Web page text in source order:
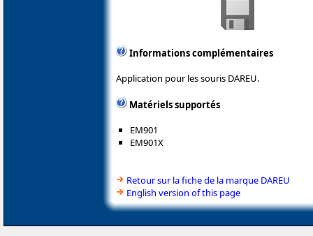
Informations complémentaires
Application pour les souris DAREU.
Matériels supportés
EM901
EM901X
Retour sur la fiche de la marque DAREU
English version of this page